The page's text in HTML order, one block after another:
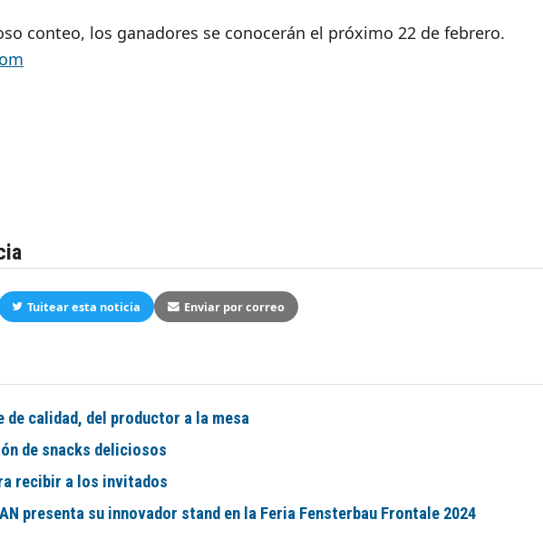
conteo, los ganadores se conocerán el próximo 22 de febrero.
Tuitear esta noticia Enviar por correo
de calidad, del productor a la mesa
de snacks deliciosos
recibir a los invitados
presenta su innovador stand en la Feria Fensterbau Frontale 2024